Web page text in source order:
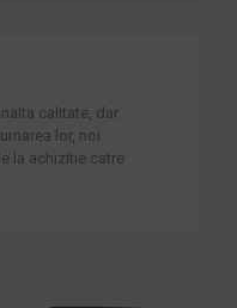
calitate, dar
lor, noi
la achizitie catre